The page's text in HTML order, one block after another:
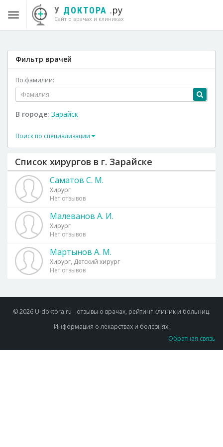
У ДОКТОРА .ру
Сайт о врачах и клиниках
Фильтр врачей
По фамилии:
В городе: Зарайск
Поиск по специализации
Список хирургов в г. Зарайске
Саматов С. М.
Хирург
Нет отзывов
Малеванов А. И.
Хирург
Нет отзывов
Мартынов А. М.
Хирург, Детский хирург
Нет отзывов
© 2026 U-doktora.ru - отзывы о врачах, рейтинг клиник и больниц.
Информация о лекарствах и болезнях.
Обратная связь